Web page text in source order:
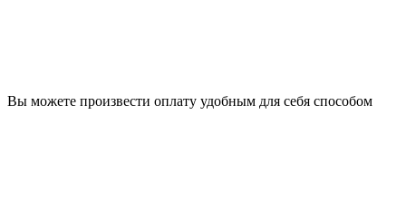
Вы можете произвести оплату удобным для себя способом